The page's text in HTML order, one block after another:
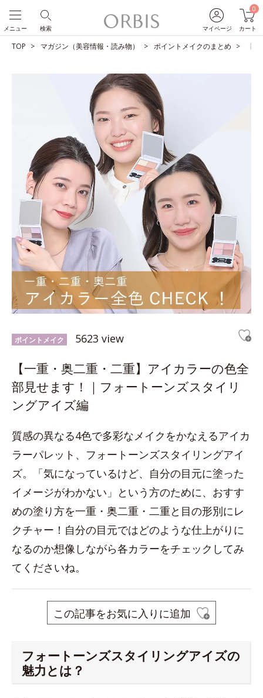
マイページ
0
カート
検索
メニュー
TOP マガジン（美容情報・読み物） ポイントメイクのまとめ 【
ポイントメイク 5623 view
【一重・奥二重・二重】アイカラーの色全
部見せます！｜フォートーンズスタイリ
ングアイズ編
質感の異なる4色で多彩なメイクをかなえるアイカ
ラーパレット、フォートーンズスタイリングアイ
ズ。「気になっているけど、自分の目元に塗った
イメージがわかない」という方のために、おすす
めの塗り方を一重・奥二重・二重と目の形別にレ
クチャー！自分の目元ではどのような仕上がりに
なるのか想像しながら各カラーをチェックしてみ
てくださいね。
この記事をお気に入りに追加
フォートーンズスタイリングアイズの
魅力とは？